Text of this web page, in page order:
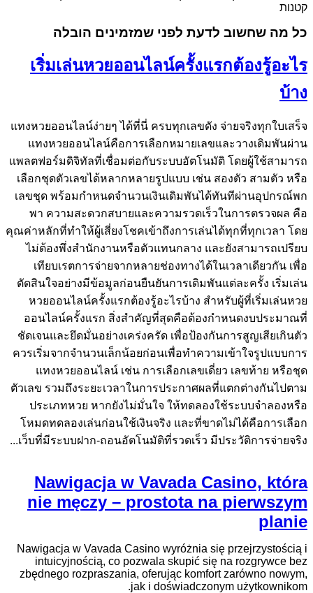
קטנות
כל מה שחשוב לדעת לפני שמזמינים הובלה
เริ่มเล่นหวยออนไลน์ครั้งแรกต้องรู้อะไร
บ้าง
แทงหวยออนไลน์ง่ายๆ ได้ที่นี่ ครบทุกเลขดัง จ่ายจริงทุกใบเสร็จ
แทงหวยออนไลน์คือการเลือกหมายเลขและวางเดิมพันผ่าน
แพลตฟอร์มดิจิทัลที่เชื่อมต่อกับระบบอัตโนมัติ โดยผู้ใช้สามารถ
เลือกชุดตัวเลขได้หลากหลายรูปแบบ เช่น สองตัว สามตัว หรือ
เลขชุด พร้อมกำหนดจำนวนเงินเดิมพันได้ทันทีผ่านอุปกรณ์พก
พา ความสะดวกสบายและความรวดเร็วในการตรวจผล คือ
คุณค่าหลักที่ทำให้ผู้เสี่ยงโชคเข้าถึงการเล่นได้ทุกที่ทุกเวลา โดย
ไม่ต้องพึ่งสำนักงานหรือตัวแทนกลาง และยังสามารถเปรียบ
เทียบเรตการจ่ายจากหลายช่องทางได้ในเวลาเดียวกัน เพื่อ
ตัดสินใจอย่างมีข้อมูลก่อนยืนยันการเดิมพันแต่ละครั้ง เริ่มเล่น
หวยออนไลน์ครั้งแรกต้องรู้อะไรบ้าง สำหรับผู้ที่เริ่มเล่นหวย
ออนไลน์ครั้งแรก สิ่งสำคัญที่สุดคือต้องกำหนดงบประมาณที่
ชัดเจนและยึดมั่นอย่างเคร่งครัด เพื่อป้องกันการสูญเสียเกินตัว
ควรเริ่มจากจำนวนเล็กน้อยก่อนเพื่อทำความเข้าใจรูปแบบการ
แทงหวยออนไลน์ เช่น การเลือกเลขเดี่ยว เลขท้าย หรือชุด
ตัวเลข รวมถึงระยะเวลาในการประกาศผลที่แตกต่างกันไปตาม
ประเภทหวย หากยังไม่มั่นใจ ให้ทดลองใช้ระบบจำลองหรือ
โหมดทดลองเล่นก่อนใช้เงินจริง และที่ขาดไม่ได้คือการเลือก
เว็บที่มีระบบฝาก-ถอนอัตโนมัติที่รวดเร็ว มีประวัติการจ่ายจริง...
Nawigacja w Vavada Casino, która
nie męczy – prostota na pierwszym
planie
Nawigacja w Vavada Casino wyróżnia się przejrzystością i
intuicyjnością, co pozwala skupić się na rozgrywce bez
zbędnego rozpraszania, oferując komfort zarówno nowym,
jak i doświadczonym użytkownikom.